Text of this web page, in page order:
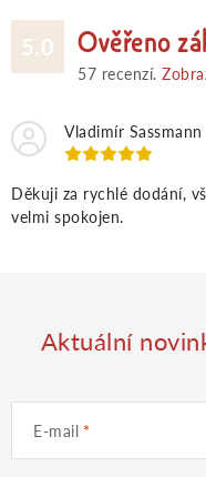
5.0 Ověřeno
57 recenzí.
Vladimír Sassmann
Děkuji za rychlé dodání,
velmi spokojen.
Aktuální
E-mail